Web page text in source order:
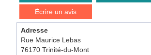
Écrire un avis
Adresse
Rue Maurice Lebas
76170 Trinité-du-Mont